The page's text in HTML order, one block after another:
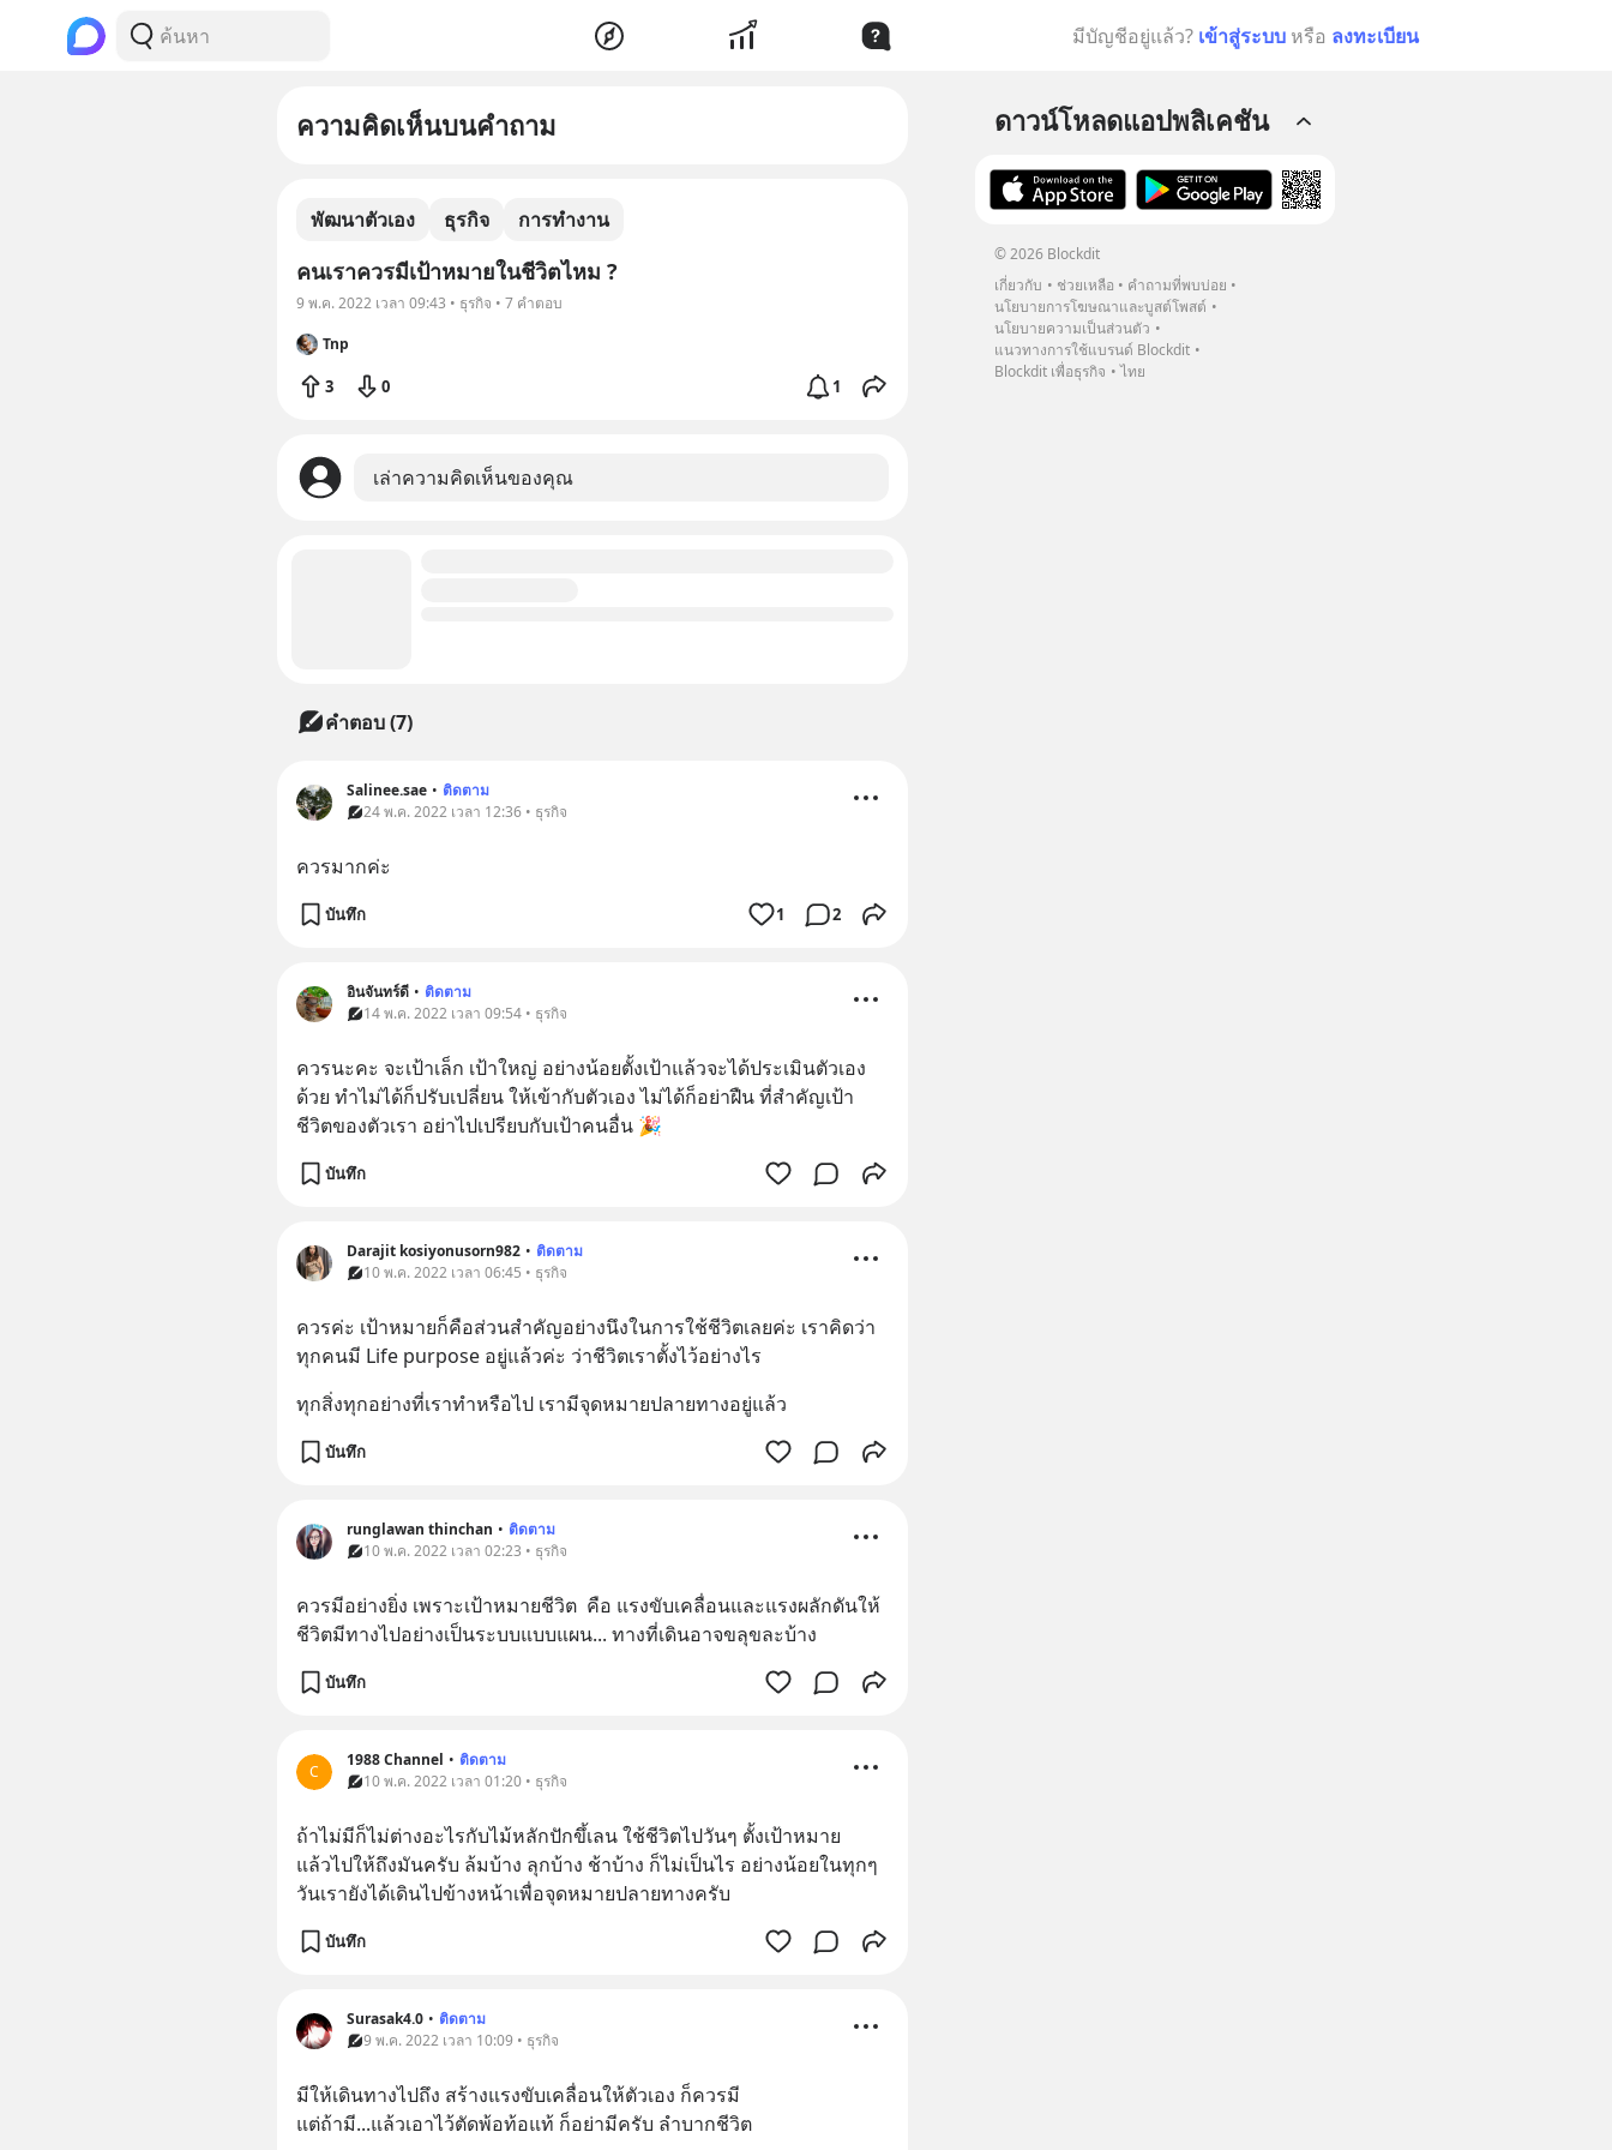
มีบัญชีอยู่แล้ว? เข้าสู่ระบบ หรือ ลงทะเบียน
ความคิดเห็นบนคำถาม
พัฒนาตัวเอง ธุรกิจ การทำงาน
คนเราควรมีเป้าหมายในชีวิตไหม ?
9 พ.ค. 2022 เวลา 09:43 • ธุรกิจ • 7 คำตอบ
Tnp
3 0 1
เล่าความคิดเห็นของคุณ
คำตอบ (7)
Salinee.sae • ติดตาม
24 พ.ค. 2022 เวลา 12:36 • ธุรกิจ
ควรมากค่ะ
บันทึก 1 2
อินจันทร์ดี • ติดตาม
14 พ.ค. 2022 เวลา 09:54 • ธุรกิจ
ควรนะคะ จะเป้าเล็ก เป้าใหญ่ อย่างน้อยตั้งเป้าแล้วจะได้ประเมินตัวเอง
ด้วย ทำไม่ได้ก็ปรับเปลี่ยน ให้เข้ากับตัวเอง ไม่ได้ก็อย่าฝืน ที่สำคัญเป้า
ชีวิตของตัวเรา อย่าไปเปรียบกับเป้าคนอื่น 🎉
บันทึก
Darajit kosiyonusorn982 • ติดตาม
10 พ.ค. 2022 เวลา 06:45 • ธุรกิจ
ควรค่ะ เป้าหมายก็คือส่วนสำคัญอย่างนึงในการใช้ชีวิตเลยค่ะ เราคิดว่า
ทุกคนมี Life purpose อยู่แล้วค่ะ ว่าชีวิตเราตั้งไว้อย่างไร
ทุกสิ่งทุกอย่างที่เราทำหรือไป เรามีจุดหมายปลายทางอยู่แล้ว
บันทึก
runglawan thinchan • ติดตาม
10 พ.ค. 2022 เวลา 02:23 • ธุรกิจ
ควรมีอย่างยิ่ง เพราะเป้าหมายชีวิต  คือ แรงขับเคลื่อนและแรงผลักดันให้
ชีวิตมีทางไปอย่างเป็นระบบแบบแผน... ทางที่เดินอาจขลุขละบ้าง
บันทึก
C
1988 Channel • ติดตาม
10 พ.ค. 2022 เวลา 01:20 • ธุรกิจ
ถ้าไม่มีก็ไม่ต่างอะไรกับไม้หลักปักขึ้เลน ใช้ชีวิตไปวันๆ ตั้งเป้าหมาย
แล้วไปให้ถึงมันครับ ล้มบ้าง ลุกบ้าง ช้าบ้าง ก็ไม่เป็นไร อย่างน้อยในทุกๆ
วันเรายังได้เดินไปข้างหน้าเพื่อจุดหมายปลายทางครับ
บันทึก
Surasak4.0 • ติดตาม
9 พ.ค. 2022 เวลา 10:09 • ธุรกิจ
มีให้เดินทางไปถึง สร้างแรงขับเคลื่อนให้ตัวเอง ก็ควรมี
แต่ถ้ามี...แล้วเอาไว้ตัดพ้อท้อแท้ ก็อย่ามีครับ ลำบากชีวิต
ดาวน์โหลดแอปพลิเคชัน
© 2026 Blockdit
เกี่ยวกับ
ช่วยเหลือ
คำถามที่พบบ่อย
นโยบายการโฆษณาและบูสต์โพสต์
นโยบายความเป็นส่วนตัว
แนวทางการใช้แบรนด์ Blockdit
Blockdit เพื่อธุรกิจ
ไทย